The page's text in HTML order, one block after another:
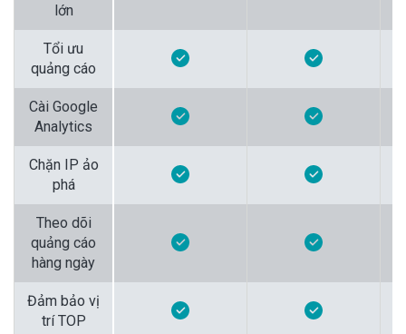
lớn
Tổi ưu
quảng cáo
Cài Google
Analytics
Chặn IP ảo
phá
Theo dõi
quảng cáo
hàng ngày
Đảm bảo vị
trí TOP